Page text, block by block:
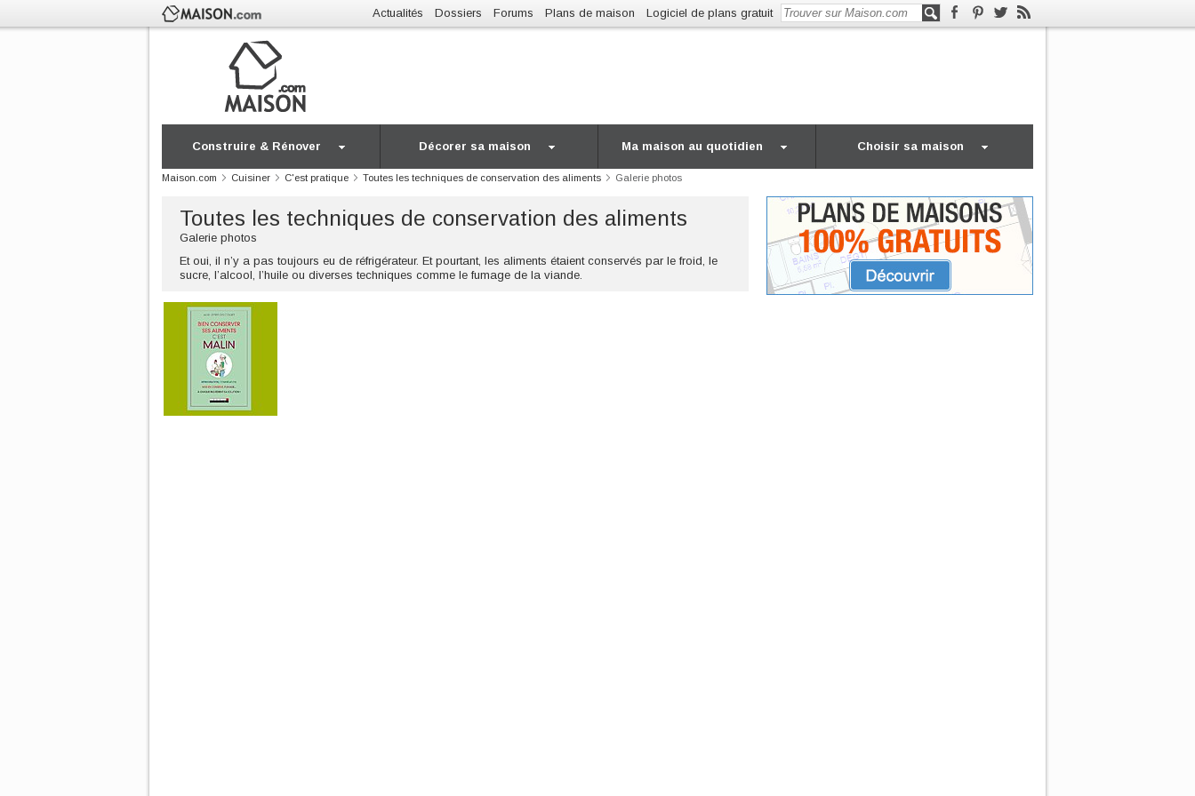
Actualités Dossiers Forums Plans de maison Logiciel de plans gratuit
Construire & Rénover Décorer sa maison Ma maison au quotidien Choisir sa maison
Maison.com Cuisiner C'est pratique Toutes les techniques de conservation des aliments Galerie photos
Toutes les techniques de conservation des aliments
Galerie photos
Et oui, il n’y a pas toujours eu de réfrigérateur. Et pourtant, les aliments étaient conservés par le froid, le
sucre, l’alcool, l’huile ou diverses techniques comme le fumage de la viande.